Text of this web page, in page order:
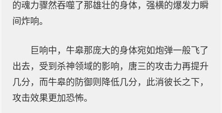
的魂力骤然吞噬了那雄壮的身体，强横的爆发力瞬
间炸响。
巨响中，牛皋那庞大的身体宛如炮弹一般飞了
出去，受到杀神领域的影响，唐三的攻击力再提升
几分，而牛皋的防御则降低几分，此消彼长之下，
攻击效果更加恐怖。